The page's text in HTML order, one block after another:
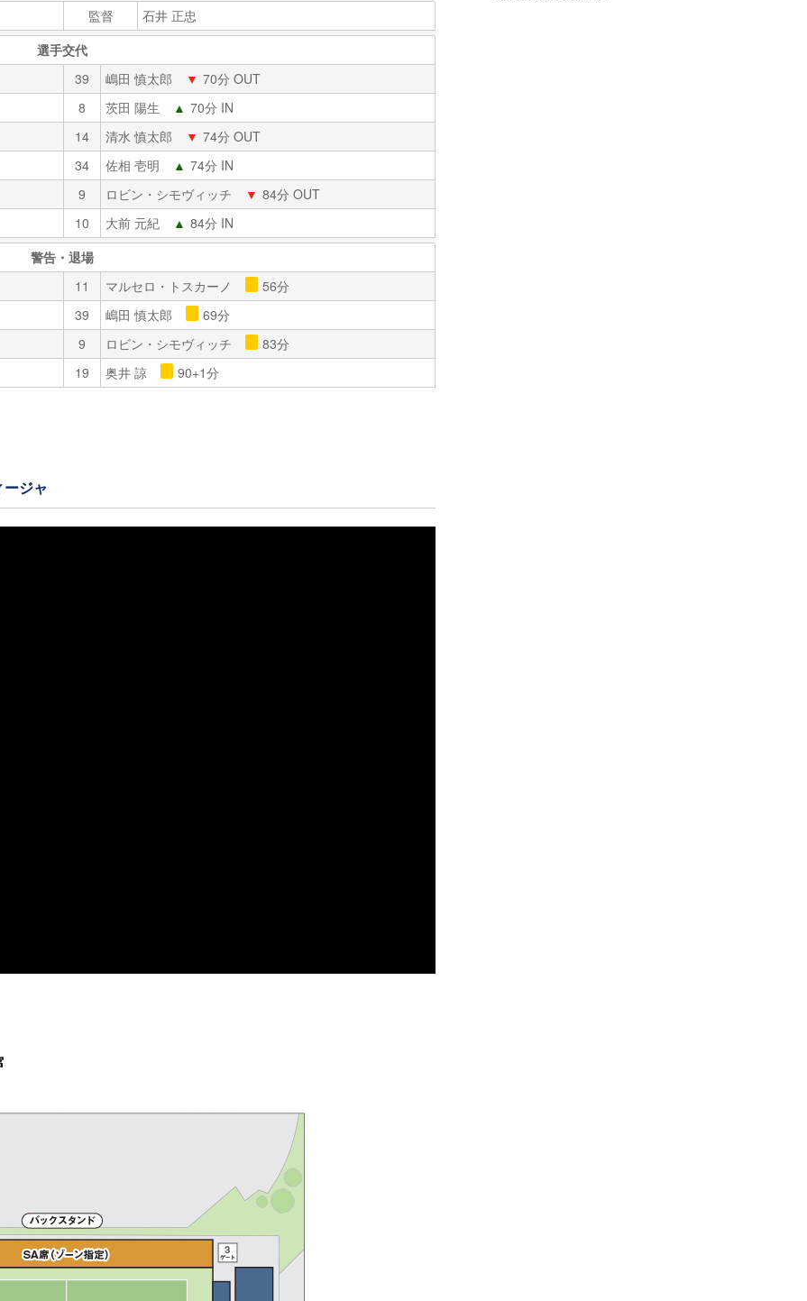
監督
石井 正忠
選手交代
39 嶋田 慎太郎 ▼ 70分 OUT
8 茨田 陽生 ▲ 70分 IN
14 清水 慎太郎 ▼ 74分 OUT
34 佐相 壱明 ▲ 74分 IN
9 ロビン・シモヴィッチ ▼ 84分 OUT
10 大前 元紀 ▲ 84分 IN
警告・退場
11 マルセロ・トスカーノ
56分
39
嶋田 慎太郎
69分
9
ロビン・シモヴィッチ
83分
19
奥井 諒 90+1分
ジャ